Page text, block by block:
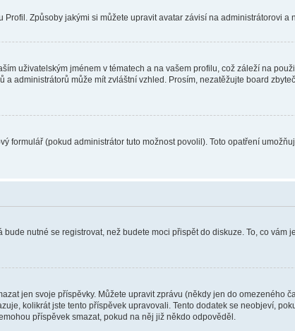
Způsoby jakými si můžete upravit avatar závisí na administrátorovi
uživatelským jménem v tématech a na vašem profilu, což záleží na
administrátorů může mít zvláštní vzhled. Prosím, nezatěžujte board
formulář (pokud administrátor tuto možnost povolil). Toto opatření
nutné se registrovat, než budete moci přispět do diskuze. To, co vám
jen svoje příspěvky. Můžete upravit zprávu (někdy jen do omezeného
kolikrát jste tento příspěvek upravovali. Tento dodatek se neobjeví,
příspěvek smazat, pokud na něj již někdo odpověděl.